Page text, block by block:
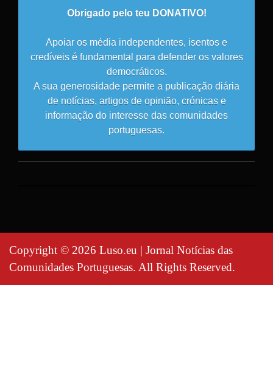
Obrigado pelo teu DONATIVO!
Apoiar os média independentes, isentos e
credíveis é fundamental para defender os valores
democráticos.
A sua generosidade permite a publicação diária
de notícias, artigos de opinião, crónicas e
informação do interesse das comunidades
portuguesas.
Copyright © 2026 Luso.eu | Jornal Notícias das
Comunidades Portuguesas. All Rights Reserved.